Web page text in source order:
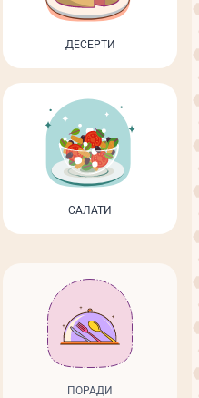
ДЕСЕРТИ
САЛАТИ
ПОРАДИ